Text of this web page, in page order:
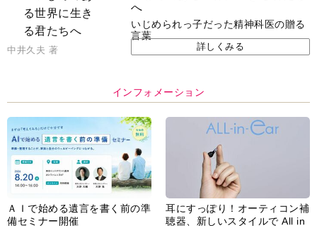
へ
いじめられっ子だった精神科医の贈る
言葉
中井久夫 著 詳しくみる
インフォメーション
ＡＩで始める遺言を書く前の準
備セミナー開催
耳にすっぽり！オーティコン補
聴器、新しいスタイルで All in